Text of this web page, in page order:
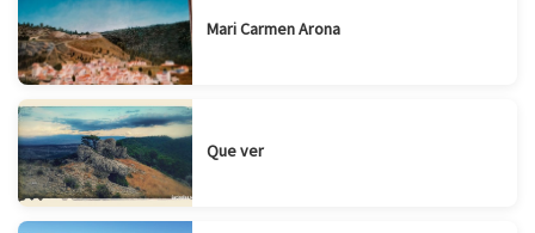
Mari Carmen Arona
Que ver